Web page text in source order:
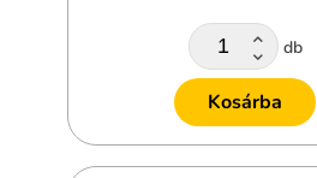
db
Kosárba